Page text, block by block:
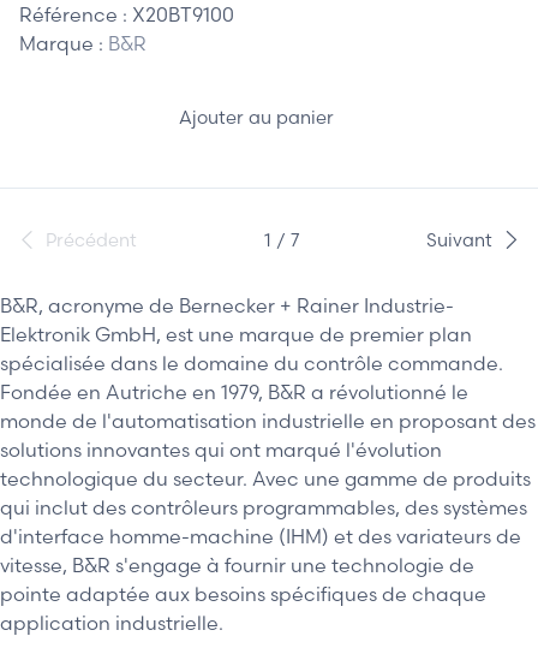
B&R, acronyme de Bernecker + Rainer Industrie-
Elektronik GmbH, est une marque de premier plan
spécialisée dans le domaine du contrôle commande.
Fondée en Autriche en 1979, B&R a révolutionné le
monde de l'automatisation industrielle en proposant des
solutions innovantes qui ont marqué l'évolution
technologique du secteur. Avec une gamme de produits
qui inclut des contrôleurs programmables, des systèmes
d'interface homme-machine (IHM) et des variateurs de
vitesse, B&R s'engage à fournir une technologie de
pointe adaptée aux besoins spécifiques de chaque
application industrielle.
Référence : X20BT9100
Marque : B&R
Ajouter au panier
Précédent 1 / 7 Suivant